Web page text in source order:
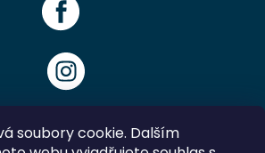
soubory cookie. Dalším